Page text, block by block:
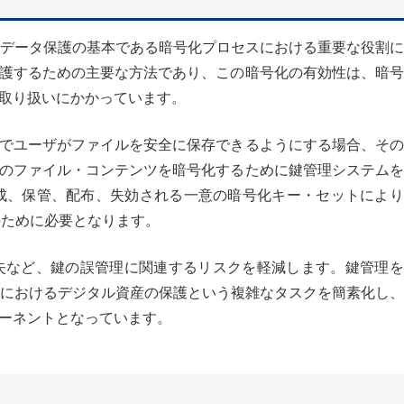
ータ保護の基本である暗号化プロセスにおける重要な役割
するための主要な方法であり、この暗号化の有効性は、暗
り扱いにかかっています。
ユーザがファイルを安全に保存できるようにする場合、そ
ファイル・コンテンツを暗号化するために鍵管理システム
保管、配布、失効される一意の暗号化キー・セットによ
めに必要となります。
ど、鍵の誤管理に関連するリスクを軽減します。鍵管理
おけるデジタル資産の保護という複雑なタスクを簡素化し
ネントとなっています。